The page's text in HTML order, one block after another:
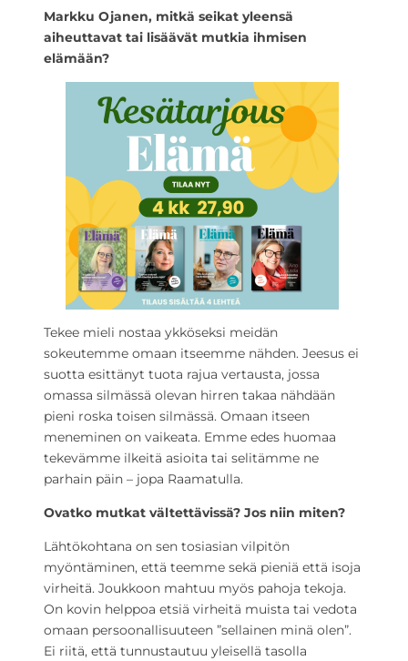
Markku Ojanen, mitkä seikat yleensä
aiheuttavat tai lisäävät mutkia ihmisen
elämään?
Tekee mieli nostaa ykköseksi meidän
sokeutemme omaan itseemme nähden. Jeesus ei
suotta esittänyt tuota rajua vertausta, jossa
omassa silmässä olevan hirren takaa nähdään
pieni roska toisen silmässä. Omaan itseen
meneminen on vaikeata. Emme edes huomaa
tekevämme ilkeitä asioita tai selitämme ne
parhain päin – jopa Raamatulla.
Ovatko mutkat vältettävissä? Jos niin miten?
Lähtökohtana on sen tosiasian vilpitön
myöntäminen, että teemme sekä pieniä että isoja
virheitä. Joukkoon mahtuu myös pahoja tekoja.
On kovin helppoa etsiä virheitä muista tai vedota
omaan persoonallisuuteen ”sellainen minä olen”.
Ei riitä, että tunnustautuu yleisellä tasolla